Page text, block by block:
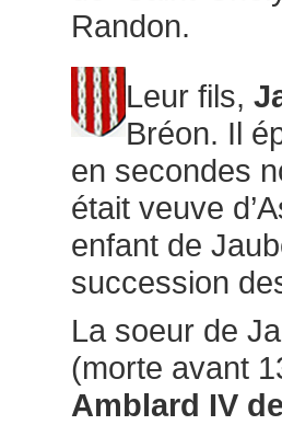
Randon.
Leur fils,
Bréon. Il
en secondes
était veuve
enfant de
succession
La soeur de
(morte avant
Amblard IV